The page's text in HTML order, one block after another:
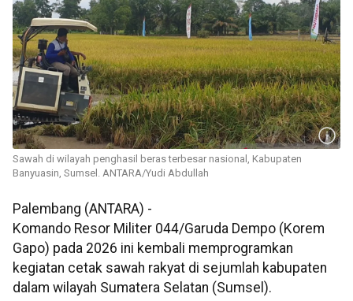
Sawah di wilayah penghasil beras terbesar nasional, Kabupaten
Banyuasin, Sumsel. ANTARA/Yudi Abdullah
Palembang (ANTARA) -
Komando Resor Militer 044/Garuda Dempo (Korem
Gapo) pada 2026 ini kembali memprogramkan
kegiatan cetak sawah rakyat di sejumlah kabupaten
dalam wilayah Sumatera Selatan (Sumsel).